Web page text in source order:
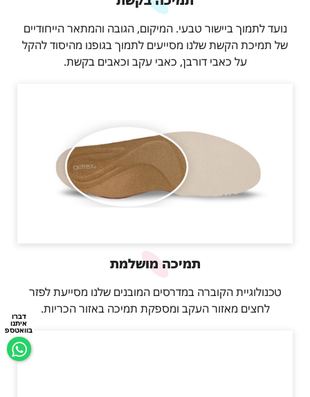
דברו
איתנו
בוואטספ
נועד לתמוך ביישור טבעי. המיקום, הגובה והמתאר הייחודיים
של תמיכת הקשת שלנו מסייעים לתמוך בגופנו מהיסוד להקל
על כאבי דורבן, כאבי עקב וכאבים בקשת.
תמיכה מושלמת
טכנולוגיית הקוברה במדרסים המובנים שלנו מסייעת לפזר
לחצים מאזור העקב ומספקת תמיכה באזור הכריות.